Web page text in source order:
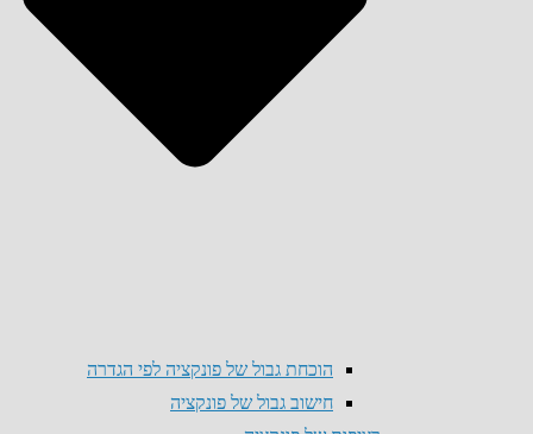
הוכחת גבול של פונקציה לפי הגדרה
חישוב גבול של פונקציה